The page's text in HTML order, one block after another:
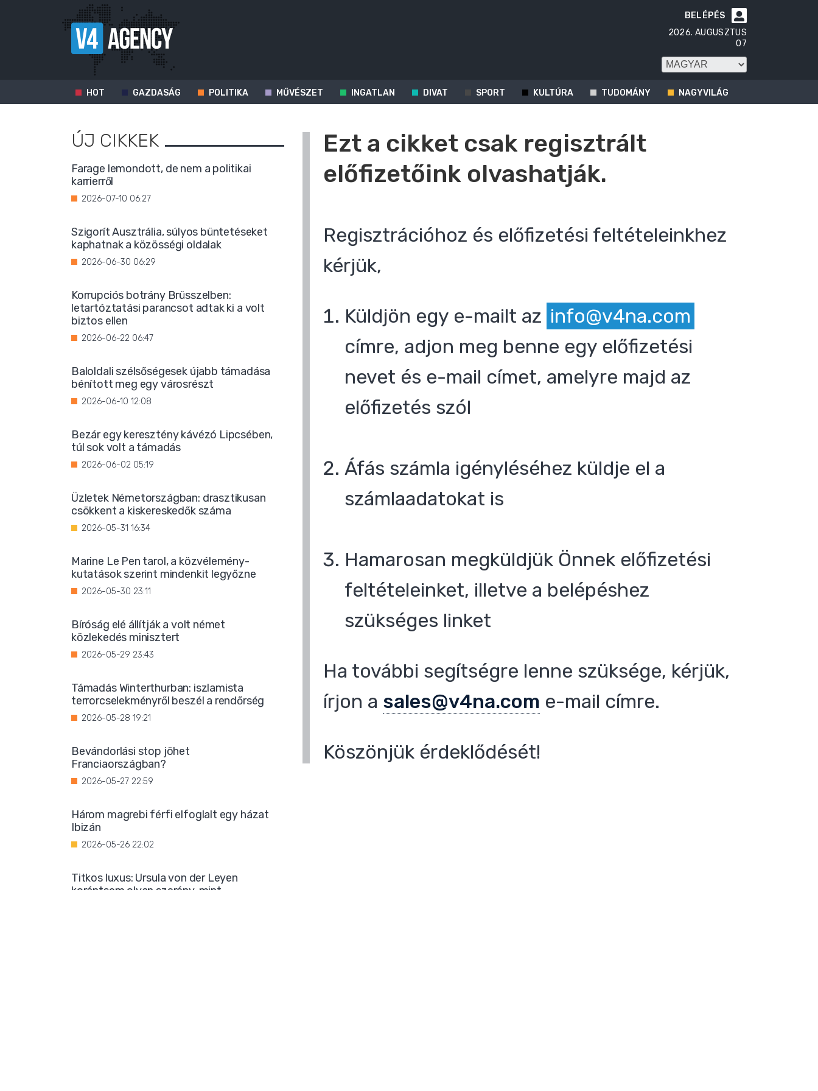

BELÉPÉS
2026. AUGUSZTUS
07
HOT GAZDASÁG POLITIKA MŰVÉSZET INGATLAN DIVAT SPORT KULTÚRA TUDOMÁNY NAGYVILÁG
Ezt a cikket csak regisztrált
előfizetőink olvashatják.
Regisztrációhoz és előfizetési feltételeinkhez
kérjük,
Küldjön egy e-mailt az info@v4na.com
címre, adjon meg benne egy előfizetési
nevet és e-mail címet, amelyre majd az
előfizetés szól
Áfás számla igényléséhez küldje el a
számlaadatokat is
Hamarosan megküldjük Önnek előfizetési
feltételeinket, illetve a belépéshez
szükséges linket
Ha további segítségre lenne szüksége, kérjük,
írjon a sales@v4na.com e-mail címre.
Köszönjük érdeklődését!
ÚJ CIKKEK
Farage lemondott, de nem a politikai
karrierről
2026-07-10 06:27
Szigorít Ausztrália, súlyos büntetéseket
kaphatnak a közösségi oldalak
2026-06-30 06:29
Korrupciós botrány Brüsszelben:
letartóztatási parancsot adtak ki a volt
biztos ellen
2026-06-22 06:47
Baloldali szélsőségesek újabb támadása
bénított meg egy városrészt
2026-06-10 12:08
Bezár egy keresztény kávézó Lipcsében,
túl sok volt a támadás
2026-06-02 05:19
Üzletek Németországban: drasztikusan
csökkent a kiskereskedők száma
2026-05-31 16:34
Marine Le Pen tarol, a közvélemény-
kutatások szerint mindenkit legyőzne
2026-05-30 23:11
Bíróság elé állítják a volt német
közlekedés minisztert
2026-05-29 23:43
Támadás Winterthurban: iszlamista
terrorcselekményről beszél a rendőrség
2026-05-28 19:21
Bevándorlási stop jöhet
Franciaországban?
2026-05-27 22:59
Három magrebi férfi elfoglalt egy házat
Ibizán
2026-05-26 22:02
Titkos luxus: Ursula von der Leyen
korántsem olyan szerény, mint